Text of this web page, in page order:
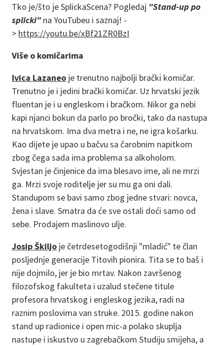
Tko je/što je SplickaScena? Pogledaj "Stand-up po
splicki"na YouTubeu i saznaj! -
> https://youtu.be/xBf21ZR0BzI
Više o komičarima
Ivica Lazaneo je trenutno najbolji brački komičar.
Trenutno je i jedini brački komičar. Uz hrvatski jezik
fluentan je i u engleskom i bračkom. Nikor ga nebi
kapi njanci bokun da parlo po bročki, tako da nastupa
na hrvatskom. Ima dva metra i ne, ne igra košarku.
Kao dijete je upao u bačvu sa čarobnim napitkom
zbog čega sada ima problema sa alkoholom.
Svjestan je činjenice da ima blesavo ime, ali ne mrzi
ga. Mrzi svoje roditelje jer su mu ga oni dali.
Standupom se bavi samo zbog jedne stvari: novca,
žena i slave. Smatra da će sve ostali doći samo od
sebe. Prodajem maslinovo ulje.
Josip Škiljo je četrdesetogodišnji "mladić" te član
posljednje generacije Titovih pionira. Tita se to baš i
nije dojmilo, jer je bio mrtav. Nakon završenog
filozofskog fakulteta i uzalud stečene titule
profesora hrvatskog i engleskog jezika, radi na
raznim poslovima van struke. 2015. godine nakon
stand up radionice i open mic-a polako skuplja
nastupe i iskustvo u zagrebačkom Studiju smijeha, a